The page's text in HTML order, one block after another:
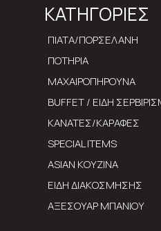
ΚΑΤΗΓΟΡΙΕΣ
ΠΙΑΤΑ/ΠΟΡΣΕΛΑΝΗ
ΠΟΤΗΡΙΑ
ΜΑΧΑΙΡΟΠΗΡΟΥΝΑ
BUFFET / ΕΙΔΗ
ΚΑΝΑΤΕΣ/ΚΑΡΑΦΕΣ
SPECIAL ITEMS
ASIAN ΚΟΥΖΙΝΑ
ΕΙΔΗ ΔΙΑΚΟΣΜΗΣΗΣ
ΑΞΕΣΟΥΑΡ ΜΠΑΝΙΟΥ